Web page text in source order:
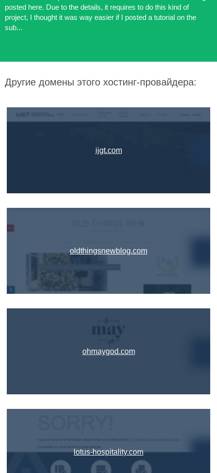
posted here. Due to the details, it requires to do this kind of
project, I thought it was way easier if I posted a tutorial on the
sub...
Другие домены этого хостинг-провайдера:
ijgt.com
oldthingsnewblog.com
ohmaygod.com
lotus-hospitality.com